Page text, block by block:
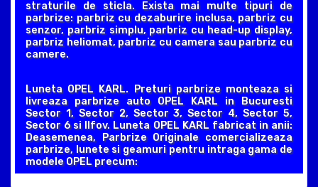
straturile de sticla. Exista mai multe tipuri de
parbrize: parbriz cu dezaburire inclusa, parbriz cu
senzor, parbriz simplu, parbriz cu head-up display,
parbriz heliomat, parbriz cu camera sau parbriz cu
camere.
Luneta OPEL KARL. Preturi parbrize monteaza si
livreaza parbrize auto OPEL KARL in Bucuresti
Sector 1, Sector 2, Sector 3, Sector 4, Sector 5,
Sector 6 si Ilfov. Luneta OPEL KARL fabricat in anii:
Deasemenea, Parbrize Originale comercializeaza
parbrize, lunete si geamuri pentru intraga gama de
modele OPEL precum: